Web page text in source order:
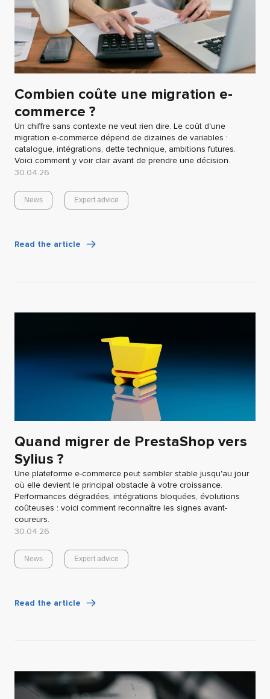
Combien coûte une migration e-
commerce ?
Un chiffre sans contexte ne veut rien dire. Le coût d'une
migration e-commerce dépend de dizaines de variables :
catalogue, intégrations, dette technique, ambitions futures.
Voici comment y voir clair avant de prendre une décision.
30.04.26
News Expert advice
Read the article
Quand migrer de PrestaShop vers
Sylius ?
Une plateforme e-commerce peut sembler stable jusqu'au jour
où elle devient le principal obstacle à votre croissance.
Performances dégradées, intégrations bloquées, évolutions
coûteuses : voici comment reconnaître les signes avant-
coureurs.
30.04.26
News Expert advice
Read the article